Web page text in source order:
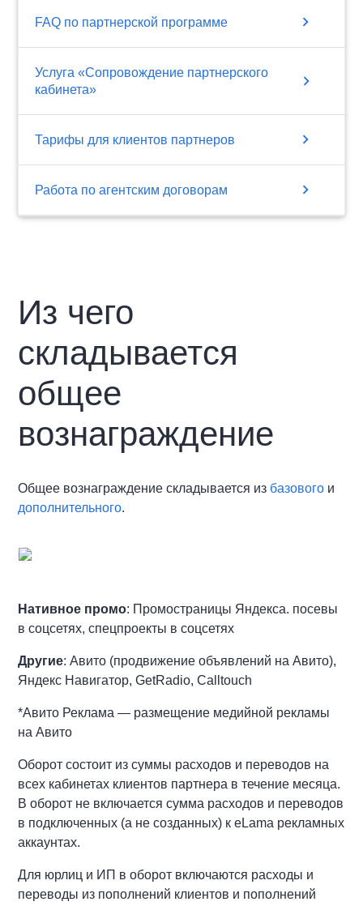
FAQ по партнерской программе chevron_right
Услуга «Сопровождение партнерского
кабинета»
chevron_right
Тарифы для клиентов партнеров chevron_right
Работа по агентским договорам chevron_right
Из чего
складывается
общее
вознаграждение
Общее вознаграждение складывается из базового и
дополнительного.
Нативное промо: Промостраницы Яндекса. посевы
в соцсетях, спецпроекты в соцсетях
Другие: Авито (продвижение объявлений на Авито),
Яндекс Навигатор, GetRadio, Calltouch
*Авито Реклама — размещение медийной рекламы
на Авито
Оборот состоит из суммы расходов и переводов на
всех кабинетах клиентов партнера в течение месяца.
В оборот не включается сумма расходов и переводов
в подключенных (а не созданных) к eLama рекламных
аккаунтах.
Для юрлиц и ИП в оборот включаются расходы и
переводы из пополнений клиентов и пополнений